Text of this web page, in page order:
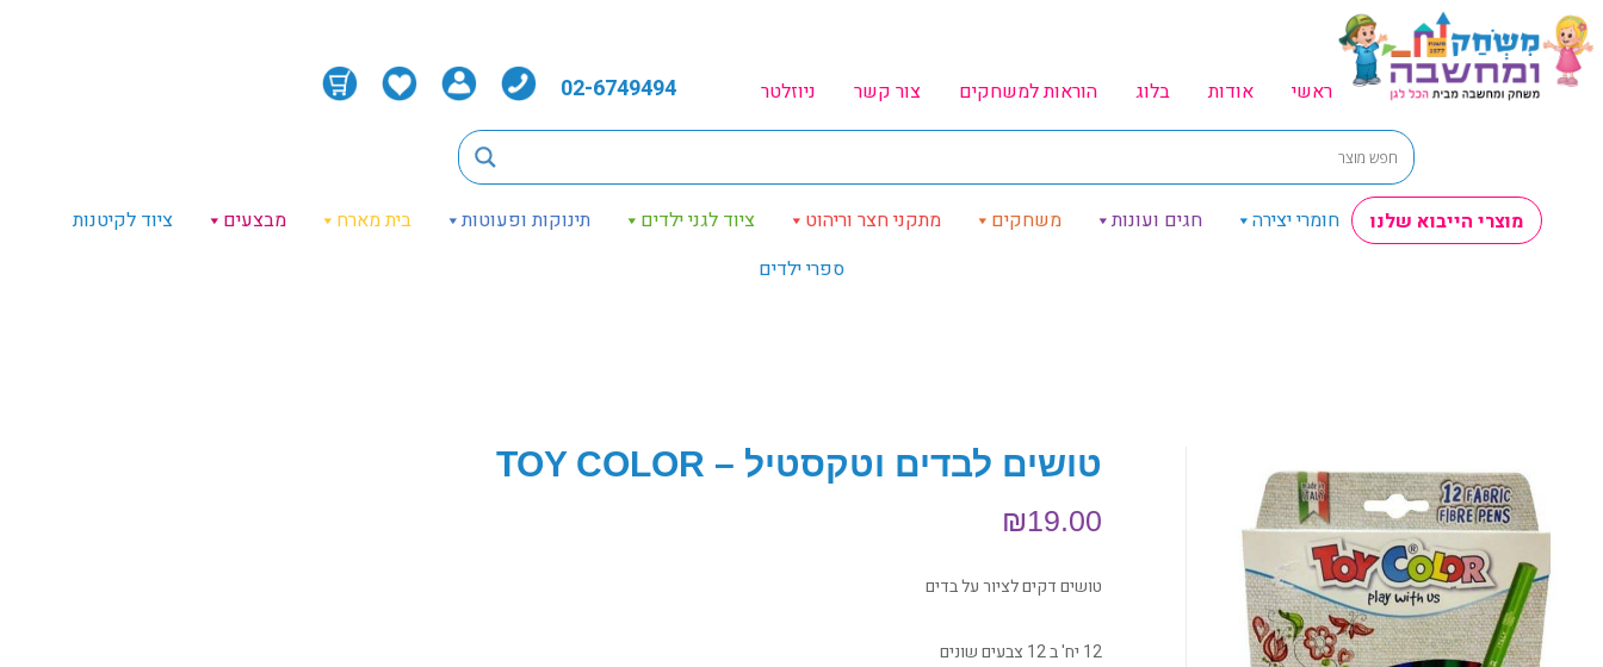
ראשי אודות בלוג הוראות למשחקים צור קשר ניוזלטר 02-6749494
מוצרי הייבוא שלנו חומרי יצירה חגים ועונות משחקים מתקני חצר וריהוט ציוד לגני ילדים תינוקות ופעוטות בית מארח מבצעים
ציוד לקיטנות
ספרי ילדים
טושים לבדים וטקסטיל – TOY COLOR
₪19.00
טושים דקים לציור על בדים
12 יח' ב 12 צבעים שונים